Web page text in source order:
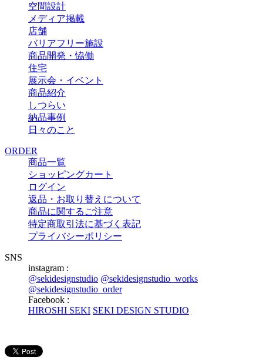
空間設計
メディア掲載
店舗
バリアフリー施設
商品開発・恊働
住宅
展示会・イベント
商品紹介
しつらい
納品事例
日々のこと
ORDER
商品一覧
ショッピングカート
ログイン
返品・お取り替えについて
商品に関するご注意
特定商取引法に基づく表記
プライバシーポリシー
SNS
instagram :
@sekidesignstudio @sekidesignstudio_works
@sekidesignstudio_order
Facebook :
HIROSHI SEKI SEKI DESIGN STUDIO